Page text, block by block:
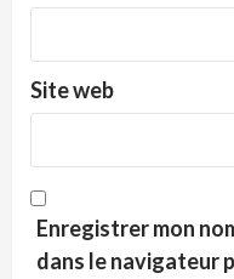
Site web
Enregistrer mon
dans le navigateur